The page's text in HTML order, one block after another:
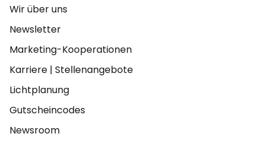
Wir über uns
Newsletter
Marketing-Kooperationen
Karriere | Stellenangebote
Lichtplanung
Gutscheincodes
Newsroom